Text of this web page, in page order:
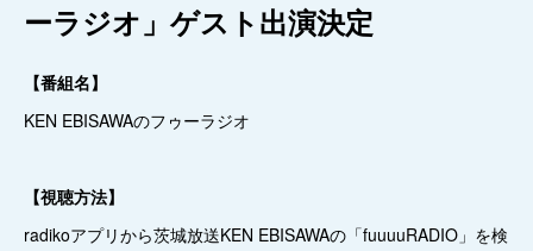
ーラジオ」ゲスト出演決定
【番組名】
KEN EBISAWAのフゥーラジオ
【視聴方法】
radikoアプリから茨城放送KEN EBISAWAの「fuuuuRADIO」を検